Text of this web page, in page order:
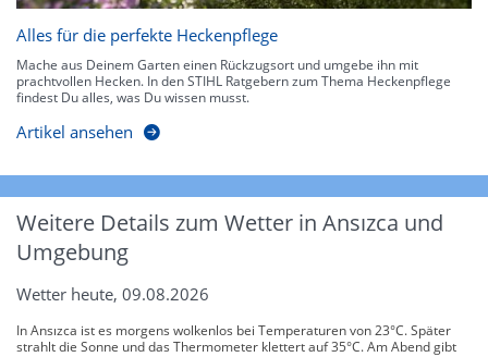
Alles für die perfekte Heckenpflege
Mache aus Deinem Garten einen Rückzugsort und umgebe ihn mit
prachtvollen Hecken. In den STIHL Ratgebern zum Thema Heckenpflege
findest Du alles, was Du wissen musst.
Artikel ansehen
Weitere Details zum Wetter in Ansızca und
Umgebung
Wetter heute, 09.08.2026
In Ansızca ist es morgens wolkenlos bei Temperaturen von 23°C. Später
strahlt die Sonne und das Thermometer klettert auf 35°C. Am Abend gibt